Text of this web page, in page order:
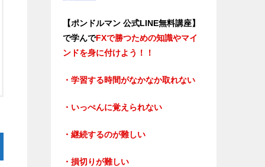
【ポンドルマン 公式LINE無料講座】
で学んでFXで勝つための知識やマイ
ンドを身に付けよう！！
・学習する時間がなかなか取れない
・いっぺんに覚えられない
・継続するのが難しい
・損切りが難しい